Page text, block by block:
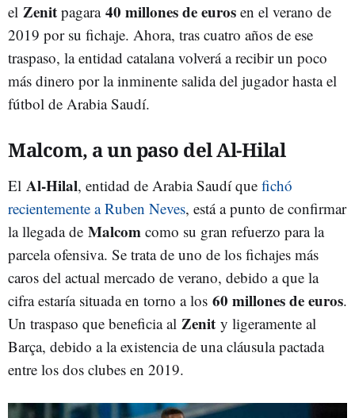
el Zenit pagara 40 millones de euros en el verano de
2019 por su fichaje. Ahora, tras cuatro años de ese
traspaso, la entidad catalana volverá a recibir un poco
más dinero por la inminente salida del jugador hasta el
fútbol de Arabia Saudí.
Malcom, a un paso del Al-Hilal
El Al-Hilal, entidad de Arabia Saudí que fichó
recientemente a Ruben Neves, está a punto de confirmar
la llegada de Malcom como su gran refuerzo para la
parcela ofensiva. Se trata de uno de los fichajes más
caros del actual mercado de verano, debido a que la
cifra estaría situada en torno a los 60 millones de euros.
Un traspaso que beneficia al Zenit y ligeramente al
Barça, debido a la existencia de una cláusula pactada
entre los dos clubes en 2019.